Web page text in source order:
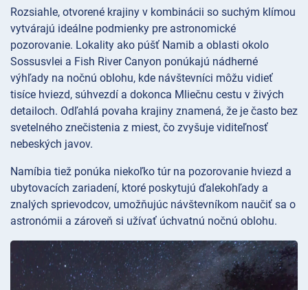
Rozsiahle, otvorené krajiny v kombinácii so suchým klímou
vytvárajú ideálne podmienky pre astronomické
pozorovanie. Lokality ako púšť Namib a oblasti okolo
Sossusvlei a Fish River Canyon ponúkajú nádherné
výhľady na nočnú oblohu, kde návštevníci môžu vidieť
tisíce hviezd, súhvezdí a dokonca Mliečnu cestu v živých
detailoch. Odľahlá povaha krajiny znamená, že je často bez
svetelného znečistenia z miest, čo zvyšuje viditeľnosť
nebeských javov.
Namíbia tiež ponúka niekoľko túr na pozorovanie hviezd a
ubytovacích zariadení, ktoré poskytujú ďalekohľady a
znalých sprievodcov, umožňujúc návštevníkom naučiť sa o
astronómii a zároveň si užívať úchvatnú nočnú oblohu.